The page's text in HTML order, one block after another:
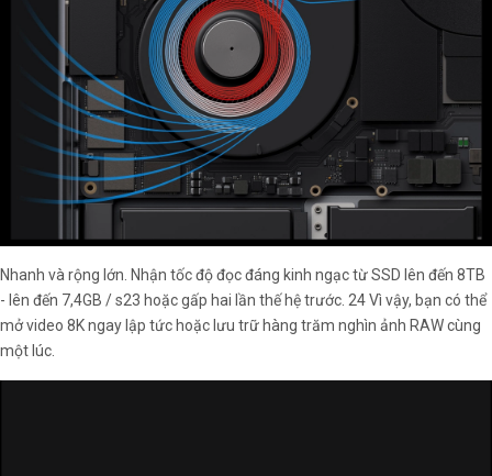
Nhanh và rộng lớn. Nhận tốc độ đọc đáng kinh ngạc từ SSD lên đến 8TB
- lên đến 7,4GB / s23 hoặc gấp hai lần thế hệ trước. 24 Vì vậy, bạn có thể
mở video 8K ngay lập tức hoặc lưu trữ hàng trăm nghìn ảnh RAW cùng
một lúc.